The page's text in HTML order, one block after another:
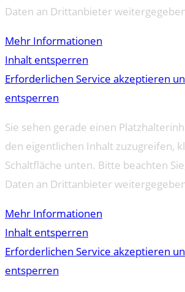
Daten an Drittanbieter
Mehr Informationen
Inhalt entsperren
Erforderlichen Service akzeptieren
entsperren
Sie sehen gerade einen
den eigentlichen Inhalt zuzugreifen,
Schaltfläche unten. Bitte beachten
Daten an Drittanbieter
Mehr Informationen
Inhalt entsperren
Erforderlichen Service akzeptieren
entsperren